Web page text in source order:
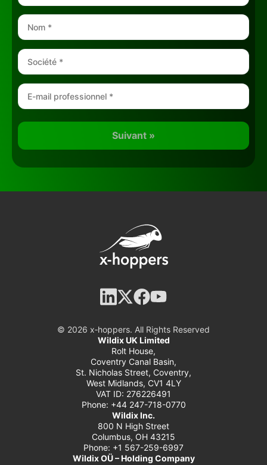
Suivant »
© 2026 x‑hoppers. All Rights Reserved
Wildix UK Limited
Rolt House,
Coventry Canal Basin,
St. Nicholas Street, Coventry,
West Midlands, CV1 4LY
VAT ID: 276226491
Phone: +44 247-718-0770
Wildix Inc.
800 N High Street
Columbus, OH 43215
Phone: +1 567-259-6997
Wildix OÜ – Holding Company